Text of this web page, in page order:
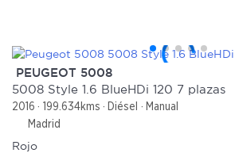
PEUGEOT 5008
5008 Style 1.6 BlueHDi 120 7 plazas
2016 199.634kms Diésel
Manual
Madrid
Rojo